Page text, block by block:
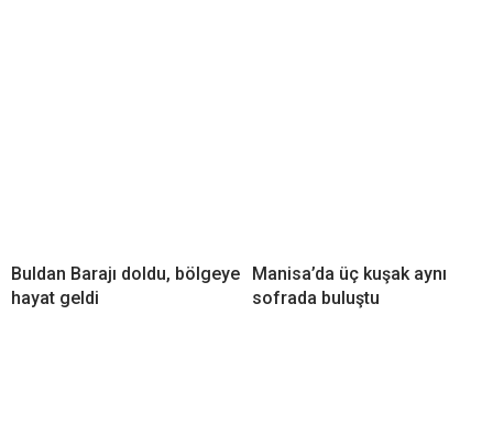
Buldan Barajı doldu, bölgeye
hayat geldi
Manisa’da üç kuşak aynı
sofrada buluştu